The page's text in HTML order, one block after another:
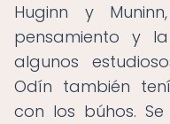
Huginn y
pensamiento y
algunos
Odín también
con los búhos.